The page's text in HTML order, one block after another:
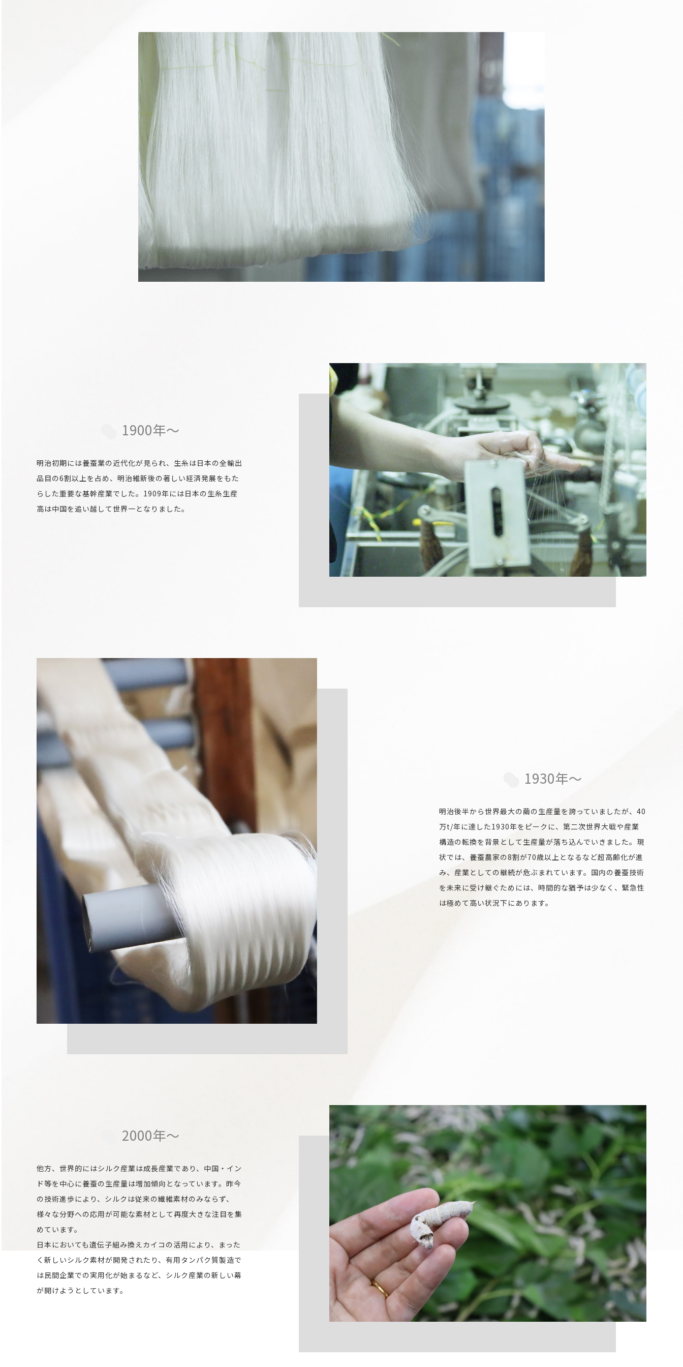
1900年～
明治初期には養蚕業の近代化が見られ、生糸は日本の全輸出
品目の6割以上を占め、明治維新後の著しい経済発展をもた
らした重要な基幹産業でした。1909年には日本の生糸生産
高は中国を追い越して世界一となりました。
1930年～
明治後半から世界最大の繭の生産量を誇っていましたが、40
万t/年に達した1930年をピークに、第二次世界大戦や産業
構造の転換を背景として生産量が落ち込んでいきました。現
状では、養蚕農家の8割が70歳以上となるなど超高齢化が進
み、産業としての継続が危ぶまれています。国内の養蚕技術
を未来に受け継ぐためには、時間的な猶予は少なく、緊急性
は極めて高い状況下にあります。
2000年～
他方、世界的にはシルク産業は成長産業であり、中国・イン
ド等を中心に養蚕の生産量は増加傾向となっています。昨今
の技術進歩により、シルクは従来の繊維素材のみならず、
様々な分野への応用が可能な素材として再度大きな注目を集
めています。
日本においても遺伝子組み換えカイコの活用により、まった
く新しいシルク素材が開発されたり、有用タンパク質製造で
は民間企業での実用化が始まるなど、シルク産業の新しい幕
が開けようとしています。